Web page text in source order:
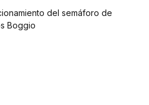
del semáforo de
Boggio